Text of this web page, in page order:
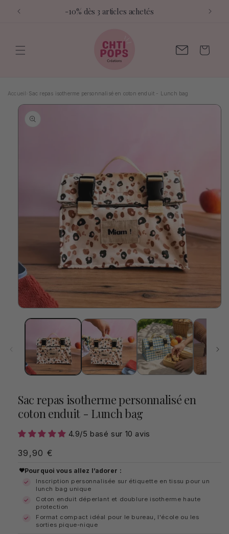
passer
-10% dès 3 articles achetés
Contactez-
Panier
Accueil Sac repas isotherme personnalisé en coton enduit - Lunch bag
Passer aux
informations
produits
média
une
fenêtre
modale
Sac repas isotherme personnalisé en
coton enduit - Lunch bag
4.9/5 basé sur 10 avis
Prix
39,90 €
Pourquoi vous allez l’adorer :
Inscription personnalisée sur étiquette en tissu pour un
lunch bag unique
Coton enduit déperlant et doublure isotherme haute
protection
Format compact idéal pour le bureau, l'école ou les
sorties pique-nique